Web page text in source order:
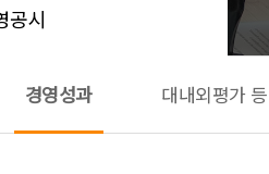
공시
경영성과 대내외평가 등